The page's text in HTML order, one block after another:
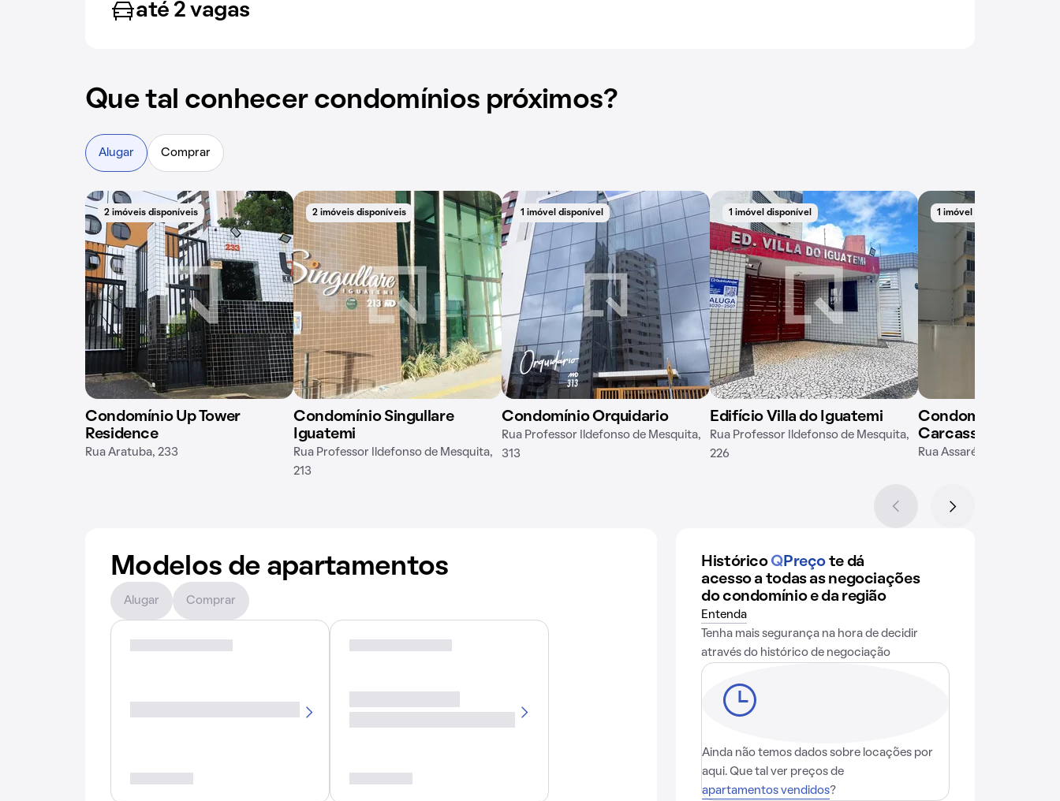
até 2 vagas
Que tal conhecer condomínios próximos?
Alugar Comprar
2 imóveis disponíveis
Condomínio Up Tower
Residence
Rua Aratuba, 233
2 imóveis disponíveis
Condomínio Singullare
Iguatemi
Rua Professor Ildefonso de Mesquita,
213
1 imóvel disponível
Condomínio Orquidario
Rua Professor Ildefonso de Mesquita,
313
1 imóvel disponível
Edifício Villa do Iguatemi
Rua Professor Ildefonso de Mesquita,
226
1 imóvel disponível
Condomínio Torre
Carcassonne
Rua Assaré, 171
Modelos de apartamentos
Alugar Comprar
Histórico QPreço te dá
acesso a todas as negociações
do condomínio e da região
Entenda
Tenha mais segurança na hora de decidir
através do histórico de negociação
Ainda não temos dados sobre locações por
aqui. Que tal ver preços de
apartamentos vendidos?